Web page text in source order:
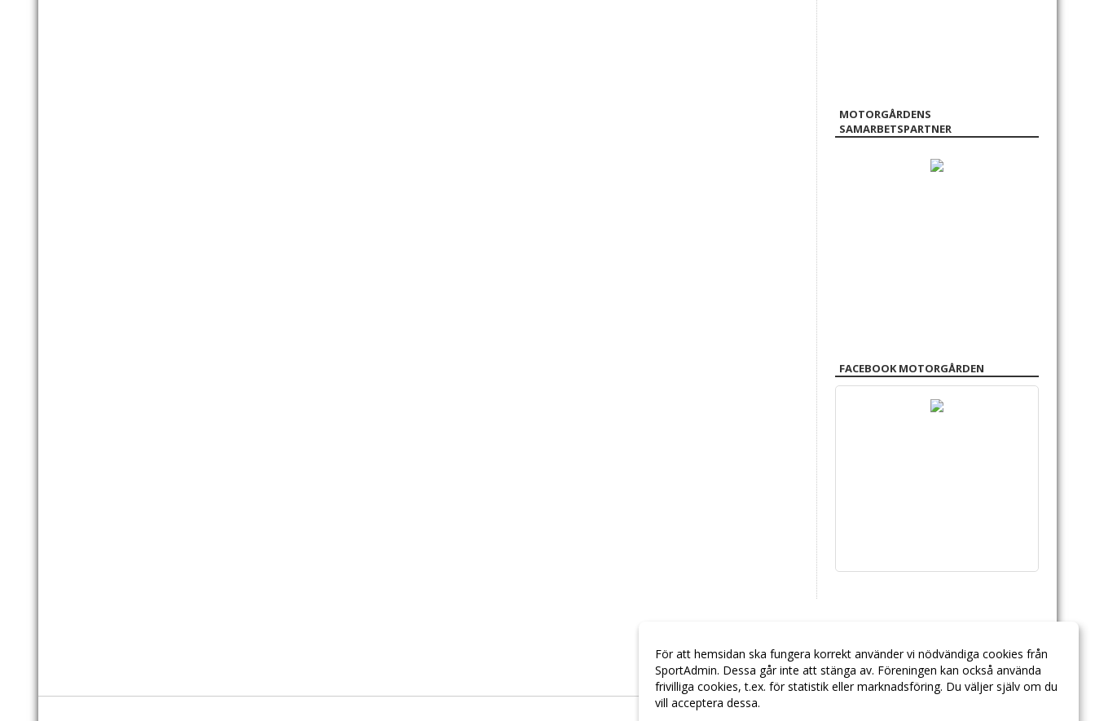
MOTORGÅRDENS
SAMARBETSPARTNER
FACEBOOK MOTORGÅRDEN
För att hemsidan ska fungera korrekt använder vi nödvändiga cookies från
SportAdmin. Dessa går inte att stänga av. Föreningen kan också använda
frivilliga cookies, t.ex. för statistik eller marknadsföring. Du väljer själv om du
vill acceptera dessa.